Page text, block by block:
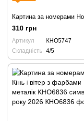
310 грн
Артикул
КНО5747
Складність 4/5